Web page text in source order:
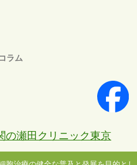
ラム
の瀬田クリニック東京